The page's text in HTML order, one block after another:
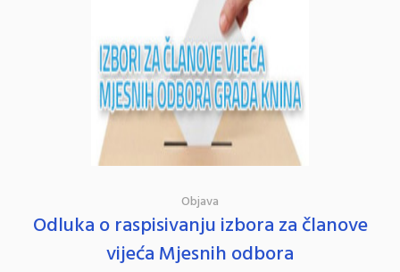
Objava
Odluka o raspisivanju izbora za članove
vijeća Mjesnih odbora